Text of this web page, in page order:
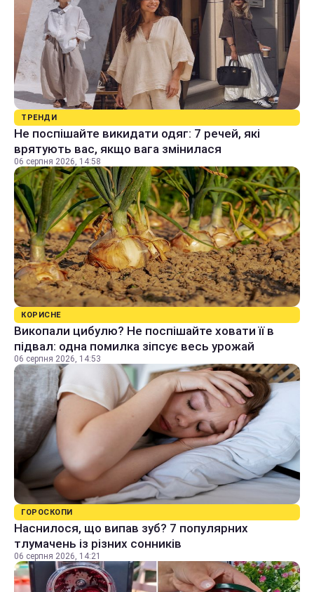
ТРЕНДИ
Не поспішайте викидати одяг: 7 речей, які
врятують вас, якщо вага змінилася
06 серпня 2026, 14:58
КОРИСНЕ
Викопали цибулю? Не поспішайте ховати її в
підвал: одна помилка зіпсує весь урожай
06 серпня 2026, 14:53
ГОРОСКОПИ
Наснилося, що випав зуб? 7 популярних
тлумачень із різних сонників
06 серпня 2026, 14:21